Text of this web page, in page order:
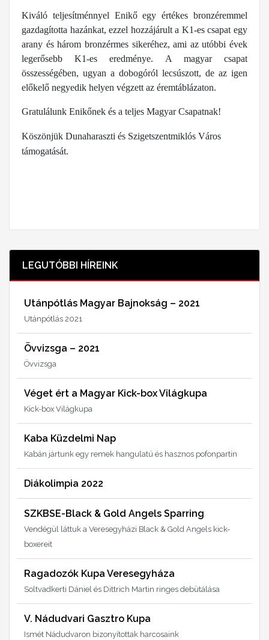
Kiváló teljesítménnyel Enikő egy értékes bronzéremmel
gazdagította hazánkat, ezzel hozzájárult a K1-es csapat egy
arany és három bronzérmes sikeréhez, ami az utóbbi évek
legerősebb K1-es eredménye. A magyar csapat
összességében, ugyan a dobogóról lecsúszott, de az igen
előkelő negyedik helyen végzett az éremtáblázaton.
Gratulálunk Enikőnek és a teljes Magyar Csapatnak!
Köszönjük Dunaharaszti és Szigetszentmiklós Város
támogatását.
LEGUTÓBBI HÍREINK
Utánpótlás Magyar Bajnokság – 2021
Utánpótlás 2021
Övvizsga – 2021
Övvizsga
Véget ért a Magyar Kick-box Világkupa
Kick-box Világkupa
Kaba Küzdelmi Nap
Kabán jártunk egy remek hangulatú és hasznos pofonpartin
Diákolimpia 2022
SZKBSE-Black & Gold Angels Sparring
Vendégül láttuk a Veresegyházi Black & Gold Angels kick-
boxereit
Ragadozók Kupa Veresegyháza
Soltvadkerti Dániel és Dittrich Martin ringes debütálása
V. Nádudvari Gasztro Kupa
Ismét Nádudvaron bizonyítottak harcosaink